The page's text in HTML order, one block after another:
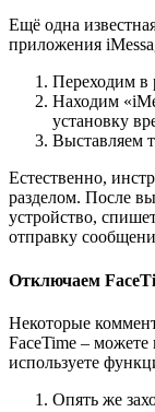
Ещё одна
приложения
Переходим в
Находим
установку
Выставляем
Естественно,
разделом. После
устройство,
отправку
Отключаем
Некоторые
FaceTime –
используете
Опять же